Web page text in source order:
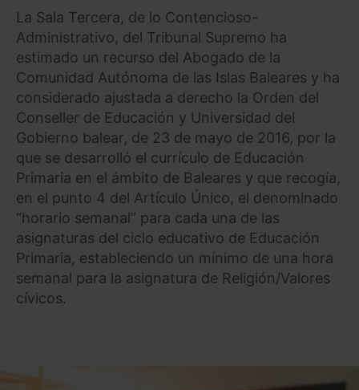
La Sala Tercera, de lo Contencioso-
Administrativo, del Tribunal Supremo ha
estimado un recurso del Abogado de la
Comunidad Autónoma de las Islas Baleares y ha
considerado ajustada a derecho la Orden del
Conseller de Educación y Universidad del
Gobierno balear, de 23 de mayo de 2016, por la
que se desarrolló el currículo de Educación
Primaria en el ámbito de Baleares y que recogía,
en el punto 4 del Artículo Único, el denominado
“horario semanal” para cada una de las
asignaturas del ciclo educativo de Educación
Primaria, estableciendo un mínimo de una hora
semanal para la asignatura de Religión/Valores
cívicos.